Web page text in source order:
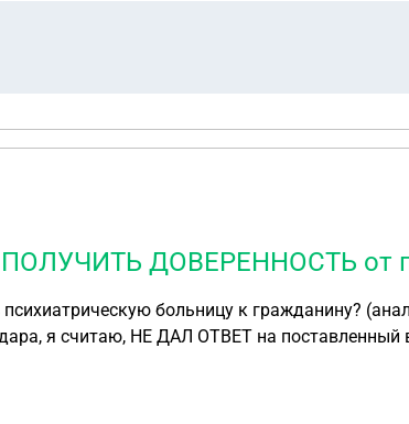
ПОЛУЧИТЬ ДОВЕРЕННОСТЬ от
больницу к гражданину? (аналогичный вопрос уже был